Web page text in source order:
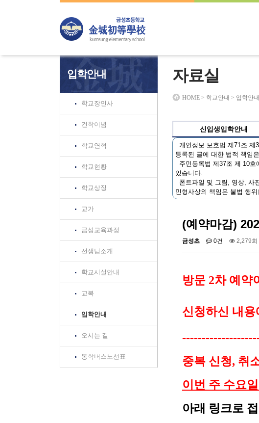
하위분류 하위분류 하위분류
입학안내
학교장인사
건학이념
학교연혁
학교현황
학교상징
교가
금성교육과정
선생님소개
학교시설안내
교복
입학안내
오시는 길
통학버스노선표
자료실
HOME > 학교안내 > 입학안
신입생입학안내
개인정보 보호법 제71조 제
등록된 글에 대한 법적 책임
주민등록법 제37조 제 10
있습니다.
폰트파일 및 그림, 영상, 사
민형사상의 책임은 불법 행
(예약마감)
금성초 0건 2,279회
방문 2차 예약
신청하신 내
중복 신청, 취
이번 주 수요
아래 링크로